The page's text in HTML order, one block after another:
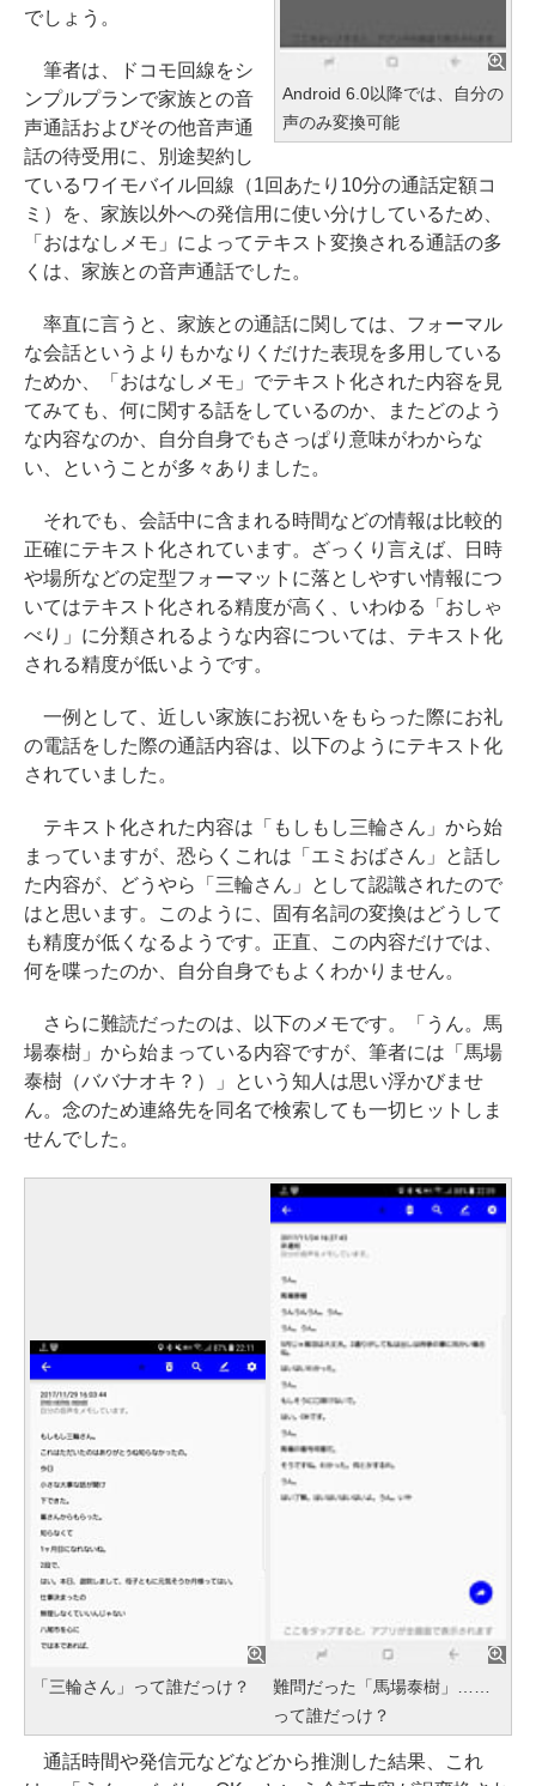
Android 6.0以降では、自分の
声のみ変換可能
でしょう。
筆者は、ドコモ回線をシ
ンプルプランで家族との音
声通話およびその他音声通
話の待受用に、別途契約し
ているワイモバイル回線（1回あたり10分の通話定額コ
ミ）を、家族以外への発信用に使い分けしているため、
「おはなしメモ」によってテキスト変換される通話の多
くは、家族との音声通話でした。
率直に言うと、家族との通話に関しては、フォーマル
な会話というよりもかなりくだけた表現を多用している
ためか、「おはなしメモ」でテキスト化された内容を見
てみても、何に関する話をしているのか、またどのよう
な内容なのか、自分自身でもさっぱり意味がわからな
い、ということが多々ありました。
それでも、会話中に含まれる時間などの情報は比較的
正確にテキスト化されています。ざっくり言えば、日時
や場所などの定型フォーマットに落としやすい情報につ
いてはテキスト化される精度が高く、いわゆる「おしゃ
べり」に分類されるような内容については、テキスト化
される精度が低いようです。
一例として、近しい家族にお祝いをもらった際にお礼
の電話をした際の通話内容は、以下のようにテキスト化
されていました。
テキスト化された内容は「もしもし三輪さん」から始
まっていますが、恐らくこれは「エミおばさん」と話し
た内容が、どうやら「三輪さん」として認識されたので
はと思います。このように、固有名詞の変換はどうして
も精度が低くなるようです。正直、この内容だけでは、
何を喋ったのか、自分自身でもよくわかりません。
さらに難読だったのは、以下のメモです。「うん。馬
場泰樹」から始まっている内容ですが、筆者には「馬場
泰樹（ババナオキ？）」という知人は思い浮かびませ
ん。念のため連絡先を同名で検索しても一切ヒットしま
せんでした。
「三輪さん」って誰だっけ？
難問だった「馬場泰樹」……
って誰だっけ？
通話時間や発信元などなどから推測した結果、これ